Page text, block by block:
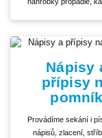
Nápisy
přípisy
pomník
Provádíme sekání i
nápisů, zlacení,